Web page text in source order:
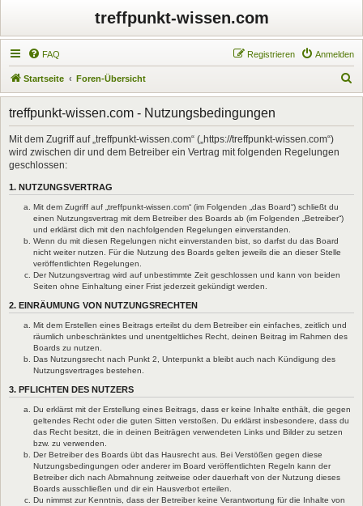
treffpunkt-wissen.com
FAQ Anmelden
Registrieren
Startseite Foren-Übersicht
u
treffpunkt-wissen.com - Nutzungsbedingungen
Mit dem Zugriff auf „treffpunkt-wissen.com“ („https://treffpunkt-wissen.com“)
wird zwischen dir und dem Betreiber ein Vertrag mit folgenden Regelungen
geschlossen:
1. NUTZUNGSVERTRAG
Mit dem Zugriff auf „treffpunkt-wissen.com“ (im Folgenden „das Board“) schließt du
einen Nutzungsvertrag mit dem Betreiber des Boards ab (im Folgenden „Betreiber“)
und erklärst dich mit den nachfolgenden Regelungen einverstanden.
Wenn du mit diesen Regelungen nicht einverstanden bist, so darfst du das Board
nicht weiter nutzen. Für die Nutzung des Boards gelten jeweils die an dieser Stelle
veröffentlichten Regelungen.
Der Nutzungsvertrag wird auf unbestimmte Zeit geschlossen und kann von beiden
Seiten ohne Einhaltung einer Frist jederzeit gekündigt werden.
2. EINRÄUMUNG VON NUTZUNGSRECHTEN
Mit dem Erstellen eines Beitrags erteilst du dem Betreiber ein einfaches, zeitlich und
räumlich unbeschränktes und unentgeltliches Recht, deinen Beitrag im Rahmen des
Boards zu nutzen.
Das Nutzungsrecht nach Punkt 2, Unterpunkt a bleibt auch nach Kündigung des
Nutzungsvertrages bestehen.
3. PFLICHTEN DES NUTZERS
Du erklärst mit der Erstellung eines Beitrags, dass er keine Inhalte enthält, die gegen
geltendes Recht oder die guten Sitten verstoßen. Du erklärst insbesondere, dass du
das Recht besitzt, die in deinen Beiträgen verwendeten Links und Bilder zu setzen
bzw. zu verwenden.
Der Betreiber des Boards übt das Hausrecht aus. Bei Verstößen gegen diese
Nutzungsbedingungen oder anderer im Board veröffentlichten Regeln kann der
Betreiber dich nach Abmahnung zeitweise oder dauerhaft von der Nutzung dieses
Boards ausschließen und dir ein Hausverbot erteilen.
Du nimmst zur Kenntnis, dass der Betreiber keine Verantwortung für die Inhalte von